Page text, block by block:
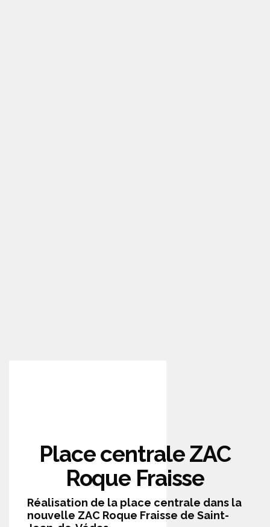
Place centrale ZAC
Roque Fraisse
Réalisation de la place centrale dans la
nouvelle ZAC Roque Fraisse de Saint-